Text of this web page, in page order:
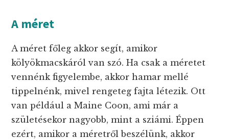
A méret
A méret főleg akkor segít, amikor
kölyökmacskáról van szó. Ha csak a méretet
vennénk figyelembe, akkor hamar mellé
tippelnénk, mivel rengeteg fajta létezik. Ott
van például a Maine Coon, ami már a
születésekor nagyobb, mint a sziámi. Éppen
ezért, amikor a méretről beszélünk, akkor